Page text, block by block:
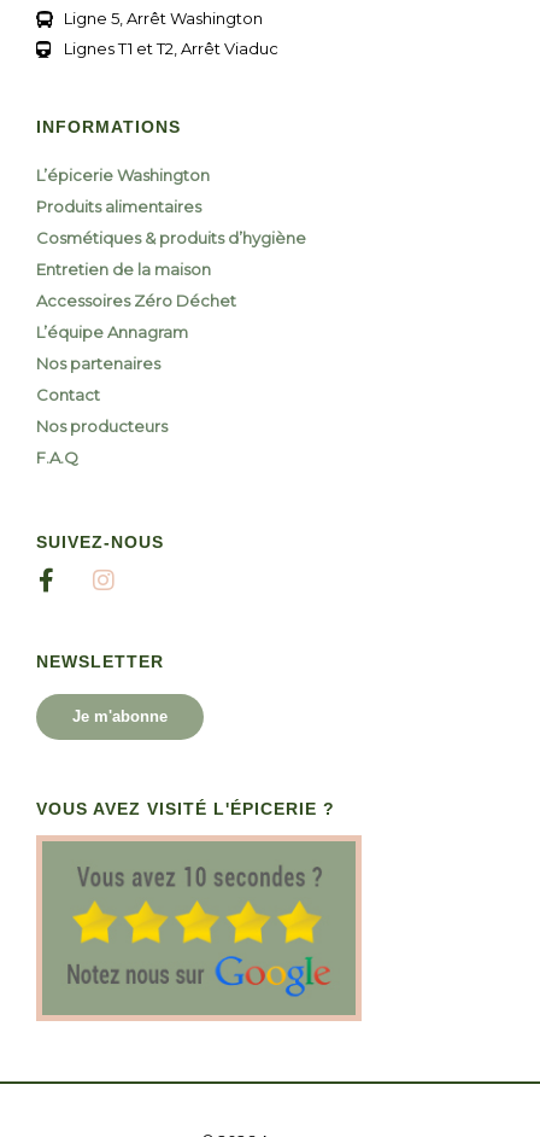
Ligne 5, Arrêt Washington
Lignes T1 et T2, Arrêt Viaduc
INFORMATIONS
L’épicerie Washington
Produits alimentaires
Cosmétiques & produits d’hygiène
Entretien de la maison
Accessoires Zéro Déchet
L’équipe Annagram
Nos partenaires
Contact
Nos producteurs
F.A.Q
SUIVEZ-NOUS
NEWSLETTER
Je m'abonne
VOUS AVEZ VISITÉ L'ÉPICERIE ?